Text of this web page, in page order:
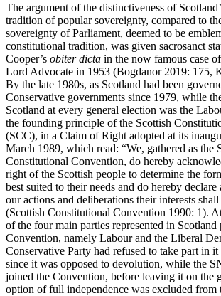
The argument of the distinctiveness of
tradition of popular sovereignty, compared to
sovereignty of Parliament, deemed to be
constitutional tradition, was given sacrosanct
Cooper’s obiter dicta in the now famous case
Lord Advocate in 1953 (Bogdanor 2019: 175,
By the late 1980s, as Scotland had been
Conservative governments since 1979, while
Scotland at every general election was the
the founding principle of the Scottish
(SCC), in a Claim of Right adopted at its
March 1989, which read: “We, gathered as the
Constitutional Convention, do hereby
right of the Scottish people to determine the
best suited to their needs and do hereby
our actions and deliberations their interests
(Scottish Constitutional Convention 1990: 1).
of the four main parties represented in Scotland
Convention, namely Labour and the Liberal
Conservative Party had refused to take part in
since it was opposed to devolution, while the
joined the Convention, before leaving it on the
option of full independence was excluded from